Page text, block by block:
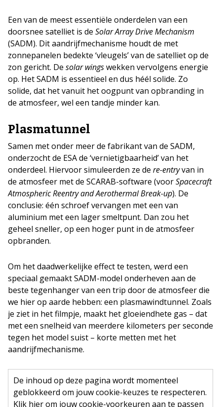
Een van de meest essentiële onderdelen van een
doorsnee satelliet is de Solar Array Drive Mechanism
(SADM). Dit aandrijfmechanisme houdt de met
zonnepanelen bedekte ‘vleugels’ van de satelliet op de
zon gericht. De solar wingswekken vervolgens energie
op. Het SADM is essentieel en dus héél solide. Zo
solide, dat het vanuit het oogpunt van opbranding in
de atmosfeer, wel een tandje minder kan.
Plasmatunnel
Samen met onder meer de fabrikant van de SADM,
onderzocht de ESA de ‘vernietigbaarheid’ van het
onderdeel. Hiervoor simuleerden ze de re-entryvan in
de atmosfeer met de SCARAB-software (voorSpacecraft
Atmospheric Reentry and Aerothermal Break-up). De
conclusie: één schroef vervangen met een van
aluminium met een lager smeltpunt. Dan zou het
geheel sneller, op een hoger punt in de atmosfeer
opbranden.
Om het daadwerkelijke effect te testen, werd een
speciaal gemaakt SADM-model onderheven aan de
beste tegenhanger van een trip door de atmosfeer die
we hier op aarde hebben: een plasmawindtunnel. Zoals
je ziet in het filmpje, maakt het gloeiendhete gas – dat
met een snelheid van meerdere kilometers per seconde
tegen het model suist – korte metten met het
aandrijfmechanisme.
De inhoud op deze pagina wordt momenteel
geblokkeerd om jouw cookie-keuzes te respecteren.
Klik hier om jouw cookie-voorkeuren aan te passen